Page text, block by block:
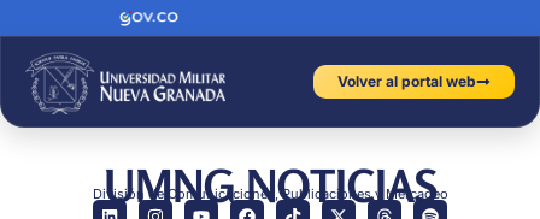
Volver al portal web
UMNG NOTICIAS
División de Comunicaciones, Publicaciones y Mercadeo